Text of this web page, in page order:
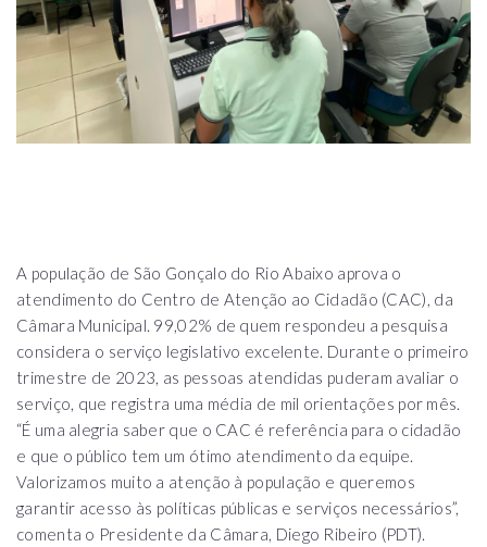
A população de São Gonçalo do Rio Abaixo aprova o
atendimento do Centro de Atenção ao Cidadão (CAC), da
Câmara Municipal. 99,02% de quem respondeu a pesquisa
considera o serviço legislativo excelente. Durante o primeiro
trimestre de 2023, as pessoas atendidas puderam avaliar o
serviço, que registra uma média de mil orientações por mês.
“É uma alegria saber que o CAC é referência para o cidadão
e que o público tem um ótimo atendimento da equipe.
Valorizamos muito a atenção à população e queremos
garantir acesso às políticas públicas e serviços necessários”,
comenta o Presidente da Câmara, Diego Ribeiro (PDT).